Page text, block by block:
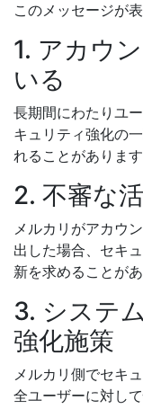
このメッセージが
1. アカウ
いる
長期間にわたりユ
キュリティ強化の
れることがあります
2. 不審な
メルカリがアカウ
出した場合、セキ
新を求めることがあ
3. システ
強化施策
メルカリ側でセキ
全ユーザーに対し